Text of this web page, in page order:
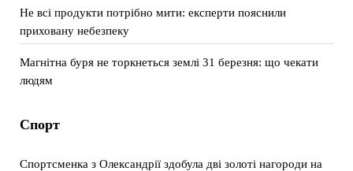
Не всі продукти потрібно мити: експерти пояснили
приховану небезпеку
Магнітна буря не торкнеться землі 31 березня: що чекати
людям
Спорт
Спортсменка з Олександрії здобула дві золоті нагороди на